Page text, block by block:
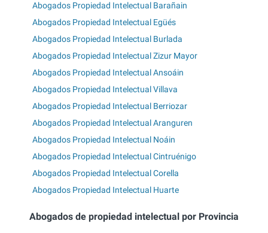
Abogados Propiedad Intelectual Barañain
Abogados Propiedad Intelectual Egüés
Abogados Propiedad Intelectual Burlada
Abogados Propiedad Intelectual Zizur Mayor
Abogados Propiedad Intelectual Ansoáin
Abogados Propiedad Intelectual Villava
Abogados Propiedad Intelectual Berriozar
Abogados Propiedad Intelectual Aranguren
Abogados Propiedad Intelectual Noáin
Abogados Propiedad Intelectual Cintruénigo
Abogados Propiedad Intelectual Corella
Abogados Propiedad Intelectual Huarte
Abogados de propiedad intelectual por Provincia